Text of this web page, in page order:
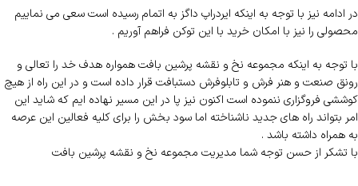
در ادامه نیز با توجه به اینکه ایردراپ داگز به اتمام رسیده است سعی می نماییم
محصولی را نیز با امکان خرید با این توکن فراهم آوریم .
با توجه به اینکه مجموعه نخ و نقشه پرشین بافت همواره هدف خد را تعالی و
رونق صنعت و هنر فرش و تابلوفرش دستبافت قرار داده است و در این راه از هیچ
کوششی فروگزاری ننموده است اکنون نیز پا در این مسیر نهاده ایم که شاید این
امر بتواند راه های جدید ناشناخته اما سود بخش را برای کلیه فعالین این عرصه
به همراه داشته باشد .
با تشکر از حسن توجه شما مدیریت مجموعه نخ و نقشه پرشین بافت